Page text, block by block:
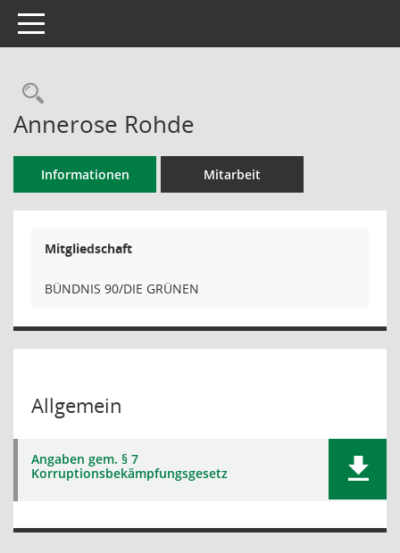
Toggle navigation
Rechercheauswahl
Annerose Rohde
Informationen Mitarbeit
Mitgliedschaft
BÜNDNIS 90/DIE GRÜNEN
Allgemein
Angaben gem. § 7
Korruptionsbekämpfungsgesetz